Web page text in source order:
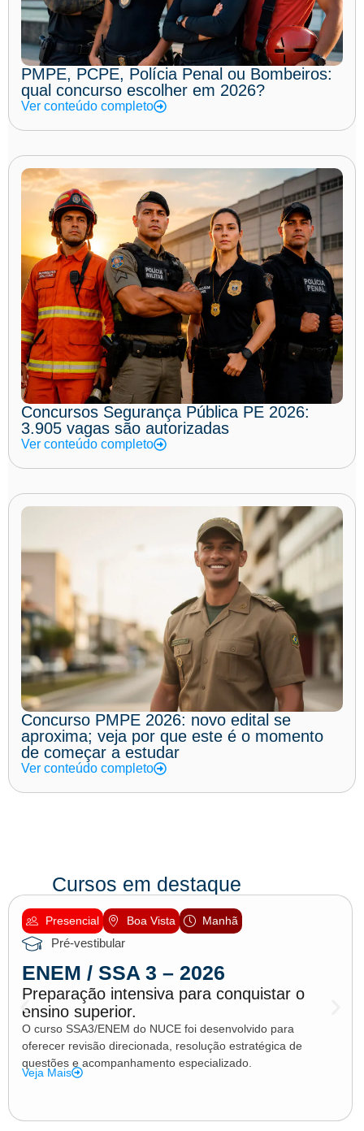
PMPE, PCPE, Polícia Penal ou Bombeiros:
qual concurso escolher em 2026?
Ver conteúdo completo
Concursos Segurança Pública PE 2026:
3.905 vagas são autorizadas
Ver conteúdo completo
Concurso PMPE 2026: novo edital se
aproxima; veja por que este é o momento
de começar a estudar
Ver conteúdo completo
Cursos em destaque
Presencial Boa Vista Manhã
Pré-vestibular
ENEM / SSA 3 – 2026
Preparação intensiva para conquistar o
ensino superior.
O curso SSA3/ENEM do NUCE foi desenvolvido para
oferecer revisão direcionada, resolução estratégica de
questões e acompanhamento especializado.
Veja Mais